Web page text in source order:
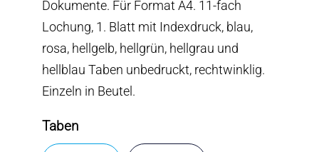
Dokumente. Für Format A4. 11-fach
Lochung, 1. Blatt mit Indexdruck, blau,
rosa, hellgelb, hellgrün, hellgrau und
hellblau Taben unbedruckt, rechtwinklig.
Einzeln in Beutel.
Taben